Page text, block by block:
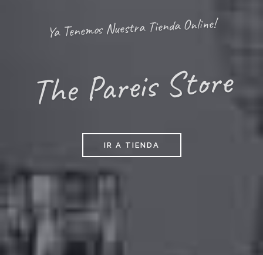
Ya Tenemos Nuestra Tienda Online!
The Pareis Store
IR A TIENDA